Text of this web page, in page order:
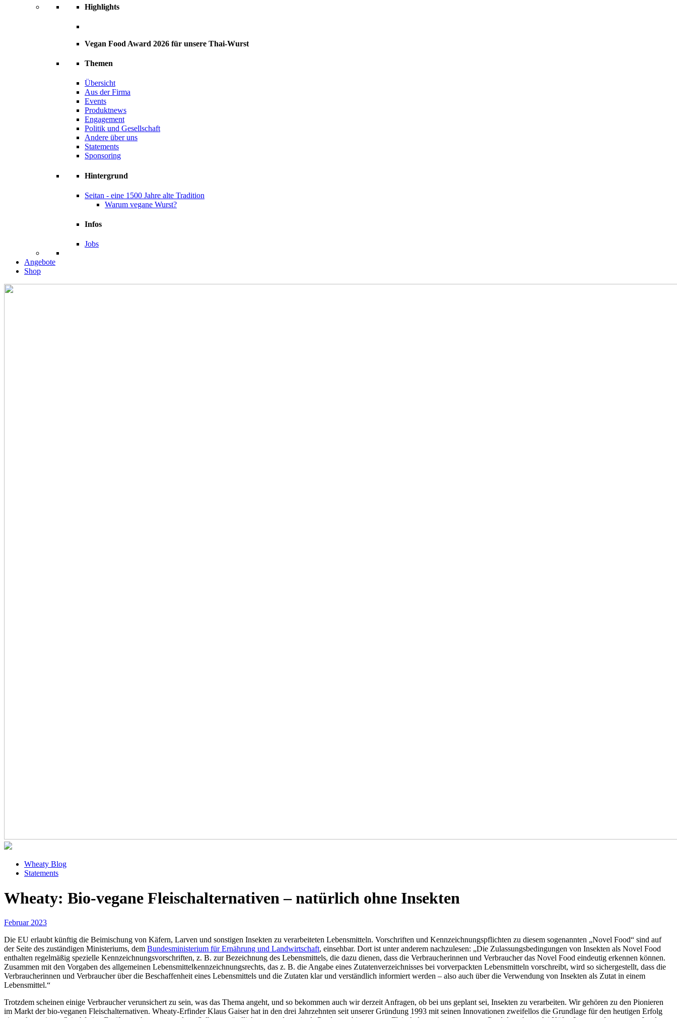
Highlights
Vegan Food Award 2026 für unsere Thai-Wurst
Themen
Übersicht
Aus der Firma
Events
Produktnews
Engagement
Politik und Gesellschaft
Andere über uns
Statements
Sponsoring
Hintergrund
Seitan - eine 1500 Jahre alte Tradition
Warum vegane Wurst?
Infos
Jobs
Angebote
Shop
Wheaty Blog
Statements
Wheaty: Bio-vegane Fleischalternativen – natürlich ohne Insekten
Februar 2023
Die EU erlaubt künftig die Beimischung von Käfern, Larven und sonstigen Insekten zu verarbeiteten Lebensmitteln. Vorschriften und Kennzeichnungspflichten zu diesem sogenannten „Novel Food“ sind auf
der Seite des zuständigen Ministeriums, dem Bundesministerium für Ernährung und Landwirtschaft, einsehbar. Dort ist unter anderem nachzulesen: „Die Zulassungsbedingungen von Insekten als Novel Food
enthalten regelmäßig spezielle Kennzeichnungsvorschriften, z. B. zur Bezeichnung des Lebensmittels, die dazu dienen, dass die Verbraucherinnen und Verbraucher das Novel Food eindeutig erkennen können.
Zusammen mit den Vorgaben des allgemeinen Lebensmittelkennzeichnungsrechts, das z. B. die Angabe eines Zutatenverzeichnisses bei vorverpackten Lebensmitteln vorschreibt, wird so sichergestellt, dass die
Verbraucherinnen und Verbraucher über die Beschaffenheit eines Lebensmittels und die Zutaten klar und verständlich informiert werden – also auch über die Verwendung von Insekten als Zutat in einem
Lebensmittel.“
Trotzdem scheinen einige Verbraucher verunsichert zu sein, was das Thema angeht, und so bekommen auch wir derzeit Anfragen, ob bei uns geplant sei, Insekten zu verarbeiten. Wir gehören zu den Pionieren
im Markt der bio-veganen Fleischalternativen. Wheaty-Erfinder Klaus Gaiser hat in den drei Jahrzehnten seit unserer Gründung 1993 mit seinen Innovationen zweifellos die Grundlage für den heutigen Erfolg